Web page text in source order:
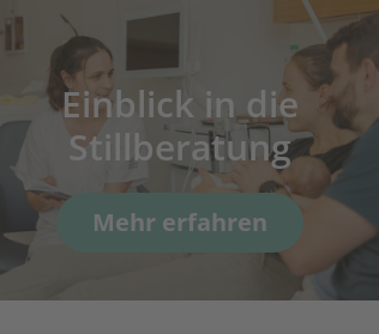
Einblick in die
Stillberatung
Mehr erfahren